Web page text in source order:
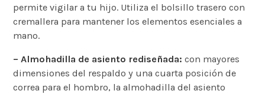
permite vigilar a tu hijo. Utiliza el bolsillo trasero con
cremallera para mantener los elementos esenciales a
mano.
– Almohadilla de asiento rediseñada: con mayores
dimensiones del respaldo y una cuarta posición de
correa para el hombro, la almohadilla del asiento